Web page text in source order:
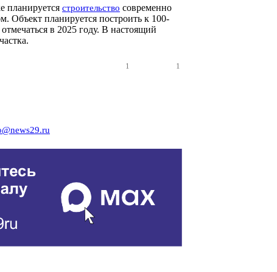
планируется строительство современно
Объект планируется построить к 100-
в 2025 году. В настоящий
1 1